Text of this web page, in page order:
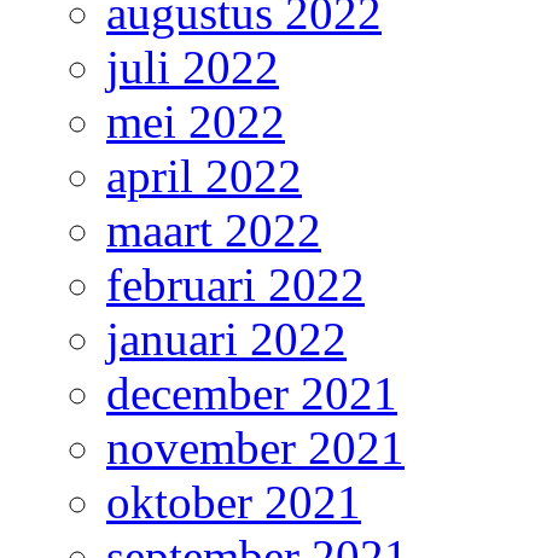
augustus 2022
juli 2022
mei 2022
april 2022
maart 2022
februari 2022
januari 2022
december 2021
november 2021
oktober 2021